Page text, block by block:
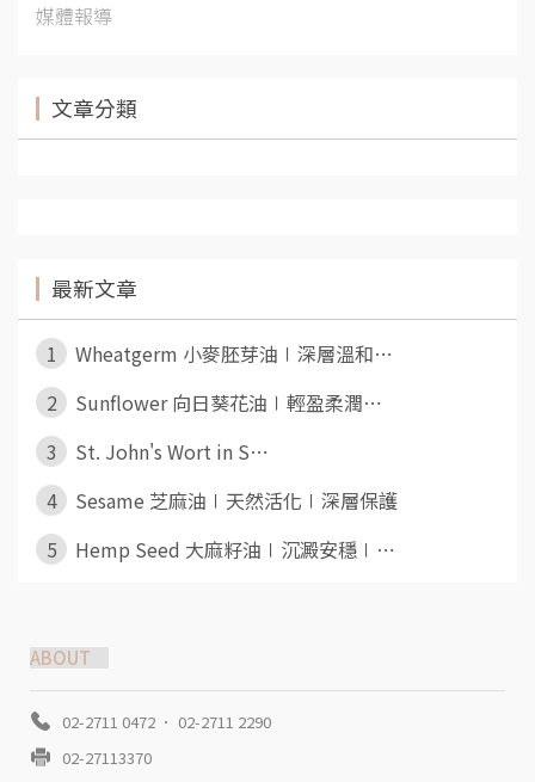
媒體報導
文章分類
最新文章
1
Wheatgerm 小麥胚芽油∣深層溫和⋯
2
Sunflower 向日葵花油∣輕盈柔潤⋯
3
St. John's Wort in S⋯
4
Sesame 芝麻油∣天然活化∣深層保護
5
Hemp Seed 大麻籽油∣沉澱安穩∣⋯
ABOUT
02-2711 0472 ． 02-2711 2290
02-27113370